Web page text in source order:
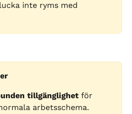
inte ryms med
tillgänglighet för
arbetsschema.